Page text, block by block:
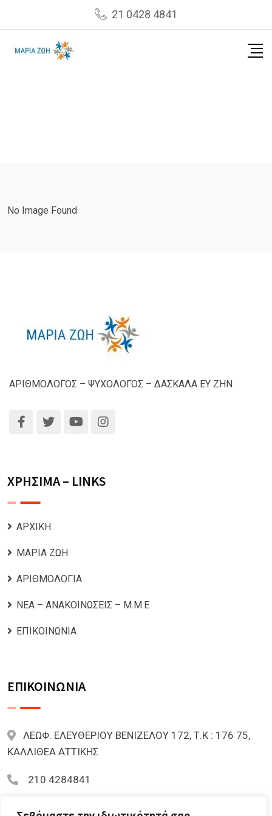
21 0428 4841
No Image Found
ΑΡΙΘΜΟΛΟΓΟΣ – ΨΥΧΟΛΟΓΟΣ – ΔΑΣΚΑΛΑ ΕΥ ΖΗΝ
ΧΡΗΣΙΜΑ – LINKS
ΑΡΧΙΚΗ
ΜΑΡΙΑ ΖΩΗ
ΑΡΙΘΜΟΛΟΓΙΑ
ΝΕΑ – ΑΝΑΚΟΙΝΩΣΕΙΣ – Μ.Μ.Ε
ΕΠΙΚΟΙΝΩΝΙΑ
ΕΠΙΚΟΙΝΩΝΙΑ
ΛΕΩΦ. ΕΛΕΥΘΕΡΙΟΥ ΒΕΝΙΖΕΛΟΥ 172, Τ.Κ : 176 75,
ΚΑΛΛΙΘΕΑ ΑΤΤΙΚΗΣ
210 4284841
mariazoi.powernumbers@gmail.com